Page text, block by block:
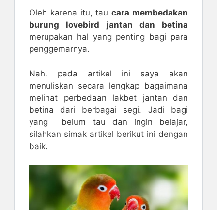
Oleh karena itu, taucara membedakan
burung lovebird jantan dan betina
merupakan hal yang penting bagi para
penggemarnya.
Nah, pada artikel ini saya akan
menuliskan secara lengkap bagaimana
melihat perbedaan lakbet jantan dan
betina dari berbagai segi. Jadi bagi
yang belum tau dan ingin belajar,
silahkan simak artikel berikut ini dengan
baik.